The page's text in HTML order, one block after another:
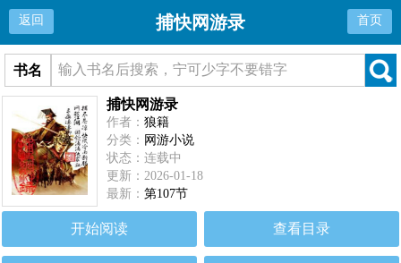
返回 捕快网游录 首页
书名
捕快网游录
作者：狼籍
分类： 网游小说
状态：连载中
更新：2026-01-18
最新：第107节
开始阅读 查看目录